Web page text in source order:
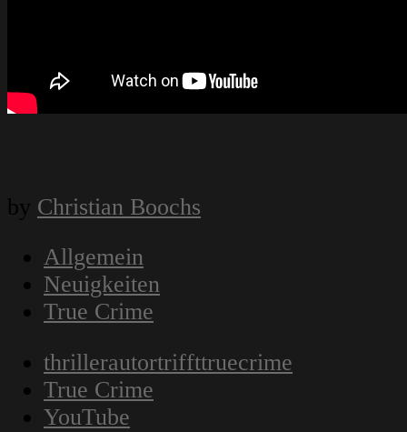
by Christian Boochs
Allgemein
Neuigkeiten
True Crime
thrillerautortriffttruecrime
True Crime
YouTube